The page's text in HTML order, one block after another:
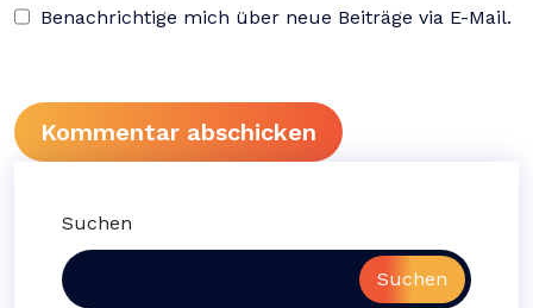
Benachrichtige mich über neue Beiträge via E-Mail.
Suchen
Suchen